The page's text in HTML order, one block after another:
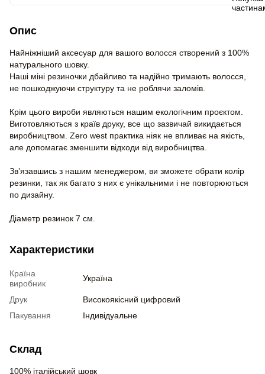
Опис
Найніжніший аксесуар для вашого волосся створений з 100%
натурального шовку.
Наші міні резиночки дбайливо та надійно тримають волосся,
не пошкоджуючи структуру та не роблячи заломів.
Крім цього вироби являються нашим екологічним проєктом.
Виготовляються з країв друку, все що зазвичай викидається
виробництвом. Zero west практика ніяк не впливає на якість,
але допомагає зменшити відходи від виробництва.
Звʼязавшись з нашим менеджером, ви зможете обрати колір
резинки, так як багато з них є унікальними і не повторюються
по дизайну.
Діаметр резинок 7 см.
Характеристики
Країна
виробник
Україна
Друк
Високоякісний цифровий
Пакування
Індивідуальне
Склад
100% італійський шовк